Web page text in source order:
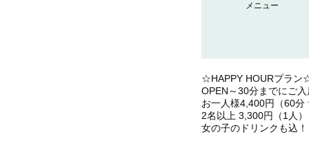
メニュー
☆HAPPY HOURプラン
OPEN～30分までにご
お一人様4,400円（60分
2名以上 3,300円（1人
女の子のドリンクも込